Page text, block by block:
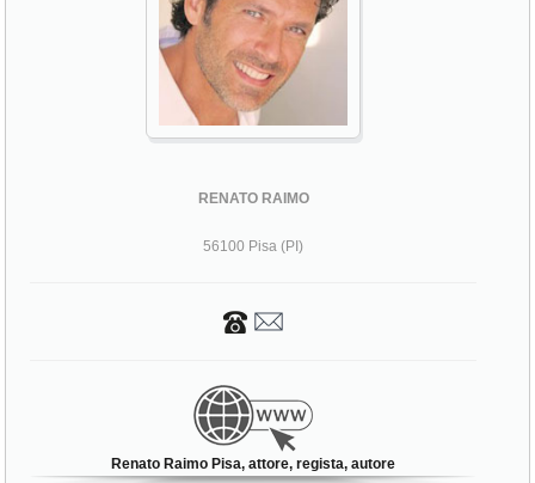
RENATO RAIMO
56100 Pisa (PI)
Renato Raimo Pisa, attore, regista, autore